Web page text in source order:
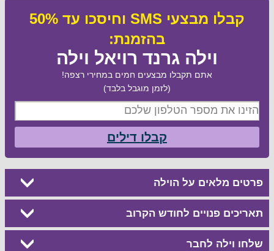
קבלו מבצעי SMS וחיסכו עד 50%
בהזמנת:
וילה גרנד רויאל וילה
אתם תקבלו מבצעים חמים במחירי רצפה!
(לזמן מוגבל בלבד)
קבלו דילים
פרטים מלאים על הוילה
תאריכים פנויים לחודש הקרוב
שלחו וילה לחבר